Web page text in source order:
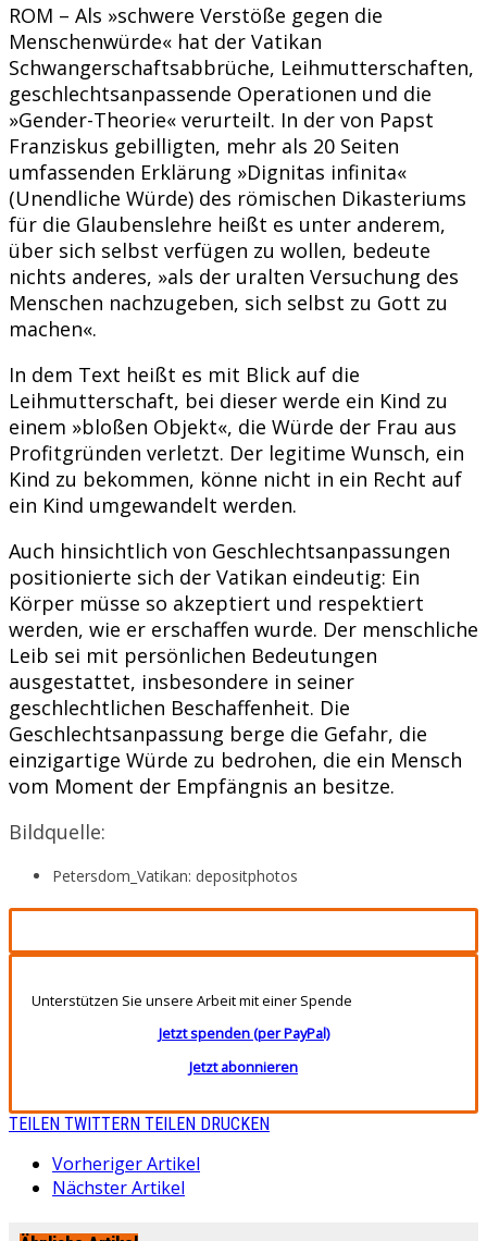
ROM – Als »schwere Verstöße gegen die
Menschenwürde« hat der Vatikan
Schwangerschaftsabbrüche, Leihmutterschaften,
geschlechtsanpassende Operationen und die
»Gender-Theorie« verurteilt. In der von Papst
Franziskus gebilligten, mehr als 20 Seiten
umfassenden Erklärung »Dignitas infinita«
(Unendliche Würde) des römischen Dikasteriums
für die Glaubenslehre heißt es unter anderem,
über sich selbst verfügen zu wollen, bedeute
nichts anderes, »als der uralten Versuchung des
Menschen nachzugeben, sich selbst zu Gott zu
machen«.
In dem Text heißt es mit Blick auf die
Leihmutterschaft, bei dieser werde ein Kind zu
einem »bloßen Objekt«, die Würde der Frau aus
Profitgründen verletzt. Der legitime Wunsch, ein
Kind zu bekommen, könne nicht in ein Recht auf
ein Kind umgewandelt werden.
Auch hinsichtlich von Geschlechtsanpassungen
positionierte sich der Vatikan eindeutig: Ein
Körper müsse so akzeptiert und respektiert
werden, wie er erschaffen wurde. Der menschliche
Leib sei mit persönlichen Bedeutungen
ausgestattet, insbesondere in seiner
geschlechtlichen Beschaffenheit. Die
Geschlechtsanpassung berge die Gefahr, die
einzigartige Würde zu bedrohen, die ein Mensch
vom Moment der Empfängnis an besitze.
Bildquelle:
Petersdom_Vatikan: depositphotos
Unterstützen Sie unsere Arbeit mit einer Spende
Jetzt spenden (per PayPal)
Jetzt abonnieren
TEILEN TWITTERN TEILEN DRUCKEN
Vorheriger Artikel
Nächster Artikel